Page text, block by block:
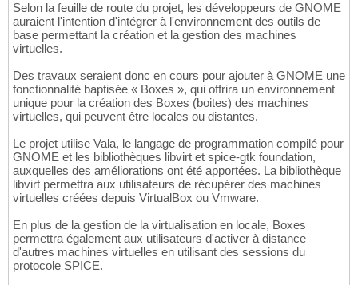
Selon la feuille de route du projet, les développeurs de GNOME
auraient l'intention d'intégrer à l'environnement des outils de
base permettant la création et la gestion des machines
virtuelles.
Des travaux seraient donc en cours pour ajouter à GNOME une
fonctionnalité baptisée « Boxes », qui offrira un environnement
unique pour la création des Boxes (boites) des machines
virtuelles, qui peuvent être locales ou distantes.
Le projet utilise Vala, le langage de programmation compilé pour
GNOME et les bibliothèques libvirt et spice-gtk foundation,
auxquelles des améliorations ont été apportées. La bibliothèque
libvirt permettra aux utilisateurs de récupérer des machines
virtuelles créées depuis VirtualBox ou Vmware.
En plus de la gestion de la virtualisation en locale, Boxes
permettra également aux utilisateurs d'activer à distance
d'autres machines virtuelles en utilisant des sessions du
protocole SPICE.